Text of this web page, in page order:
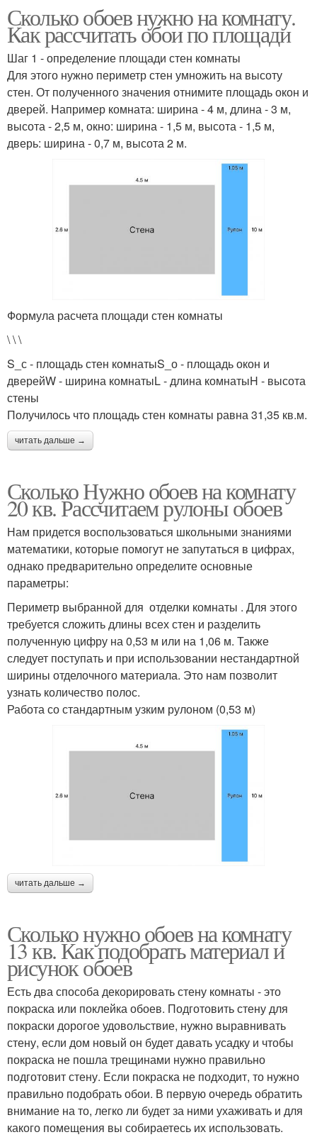
Сколько обоев нужно на комнату.
Как рассчитать обои по площади
Шаг 1 - определение площади стен комнаты
Для этого нужно периметр стен умножить на высоту
стен. От полученного значения отнимите площадь окон и
дверей. Например комната: ширина - 4 м, длина - 3 м,
высота - 2,5 м, окно: ширина - 1,5 м, высота - 1,5 м,
дверь: ширина - 0,7 м, высота 2 м.
Формула расчета площади стен комнаты
\ \ \
S_с - площадь стен комнатыS_о - площадь окон и
дверейW - ширина комнатыL - длина комнатыH - высота
стены
Получилось что площадь стен комнаты равна 31,35 кв.м.
читать дальше →
Сколько Нужно обоев на комнату
20 кв. Рассчитаем рулоны обоев
Нам придется воспользоваться школьными знаниями
математики, которые помогут не запутаться в цифрах,
однако предварительно определите основные
параметры:
Периметр выбранной для отделки комнаты . Для этого
требуется сложить длины всех стен и разделить
полученную цифру на 0,53 м или на 1,06 м. Также
следует поступать и при использовании нестандартной
ширины отделочного материала. Это нам позволит
узнать количество полос.
Работа со стандартным узким рулоном (0,53 м)
читать дальше →
Сколько нужно обоев на комнату
13 кв. Как подобрать материал и
рисунок обоев
Есть два способа декорировать стену комнаты - это
покраска или поклейка обоев. Подготовить стену для
покраски дорогое удовольствие, нужно выравнивать
стену, если дом новый он будет давать усадку и чтобы
покраска не пошла трещинами нужно правильно
подготовит стену. Если покраска не подходит, то нужно
правильно подобрать обои. В первую очередь обратить
внимание на то, легко ли будет за ними ухаживать и для
какого помещения вы собираетесь их использовать.